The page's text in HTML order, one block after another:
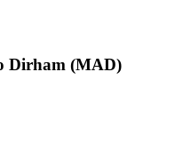
Dirham (MAD)